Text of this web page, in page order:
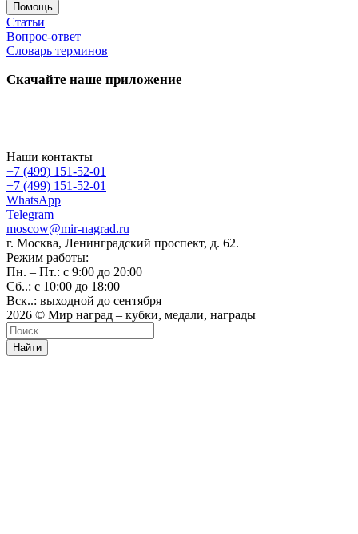
Помощь
Статьи
Вопрос-ответ
Словарь терминов
Скачайте наше приложение
Наши контакты
+7 (499) 151-52-01
+7 (499) 151-52-01
WhatsApp
Telegram
moscow@mir-nagrad.ru
г. Москва, Ленинградский проспект, д. 62.
Режим работы:
Пн. – Пт.: с 9:00 до 20:00
Сб..: с 10:00 до 18:00
Вск..: выходной до сентября
2026 © Мир наград – кубки, медали, награды
Найти